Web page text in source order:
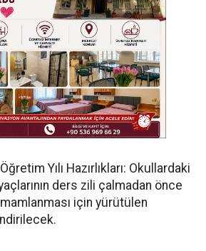
Yılı Hazırlıkları: Okullardaki
ders zili çalmadan önce
için yürütülen